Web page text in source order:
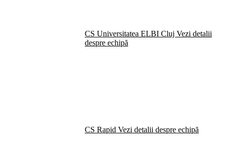
CS Universitatea ELBI Cluj Vezi detalii
despre echipă
CS Rapid Vezi detalii despre echipă